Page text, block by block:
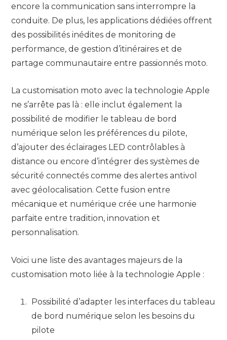
encore la communication sans interrompre la
conduite. De plus, les applications dédiées offrent
des possibilités inédites de monitoring de
performance, de gestion d’itinéraires et de
partage communautaire entre passionnés moto.
La customisation moto avec la technologie Apple
ne s’arrête pas là : elle inclut également la
possibilité de modifier le tableau de bord
numérique selon les préférences du pilote,
d’ajouter des éclairages LED contrôlables à
distance ou encore d’intégrer des systèmes de
sécurité connectés comme des alertes antivol
avec géolocalisation. Cette fusion entre
mécanique et numérique crée une harmonie
parfaite entre tradition, innovation et
personnalisation.
Voici une liste des avantages majeurs de la
customisation moto liée à la technologie Apple :
Possibilité d’adapter les interfaces du tableau
de bord numérique selon les besoins du
pilote